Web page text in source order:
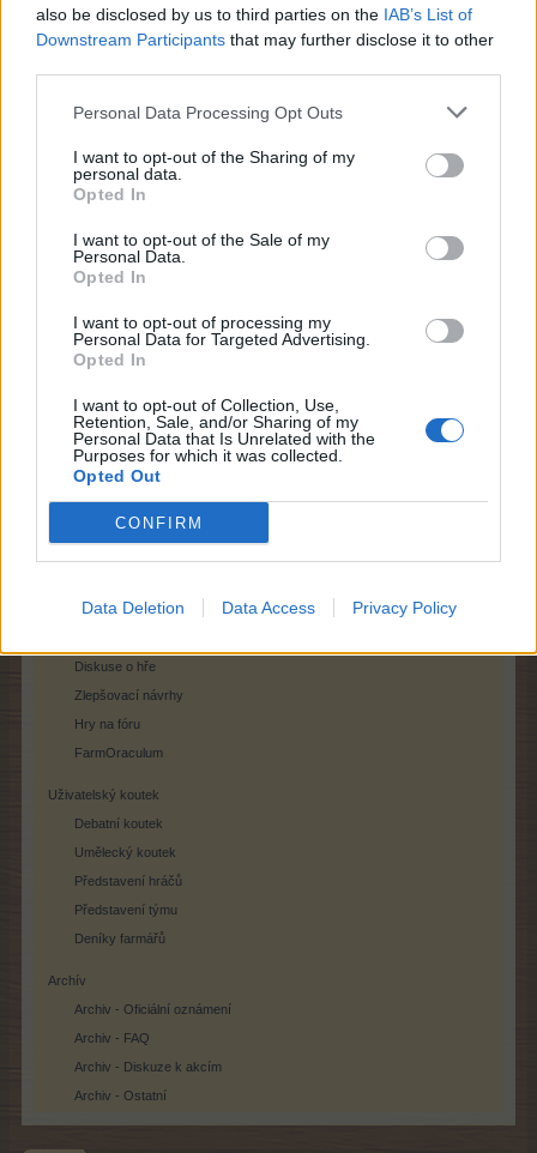
also be disclosed by us to third parties on the IAB’s List of
Downstream Participants that may further disclose it to other
Personal Data Processing Opt Outs
I want to opt-out of the Sharing of my
personal data.
Opted In
I want to opt-out of the Sale of my
Personal Data.
Opted In
I want to opt-out of processing my
Personal Data for Targeted Advertising.
Opted In
I want to opt-out of Collection, Use,
Retention, Sale, and/or Sharing of my
Personal Data that Is Unrelated with the
Purposes for which it was collected.
Opted Out
CONFIRM
Data Deletion Data Access Privacy Policy
Pravidla
Pravidla
Centrála
Oficiální oznámení
Akce
Vývojářský blog
Časté dotazy ke hře
FAQ - Hra a fórum (CZ)
FAQ - Akce
Technické FAQ
Nápověda
Všeobecné dotazy
Technické a platební dotazy
Oficiální hry fóra
Diskuse o hře
Zlepšovací návrhy
Hry na fóru
FarmOraculum
Uživatelský koutek
Debatní koutek
Umělecký koutek
Představení hráčů
Představení týmu
Deníky farmářů
Archív
Archiv - Oficiální oznámení
Archiv - FAQ
Archiv - Diskuze k akcím
Archiv - Ostatní